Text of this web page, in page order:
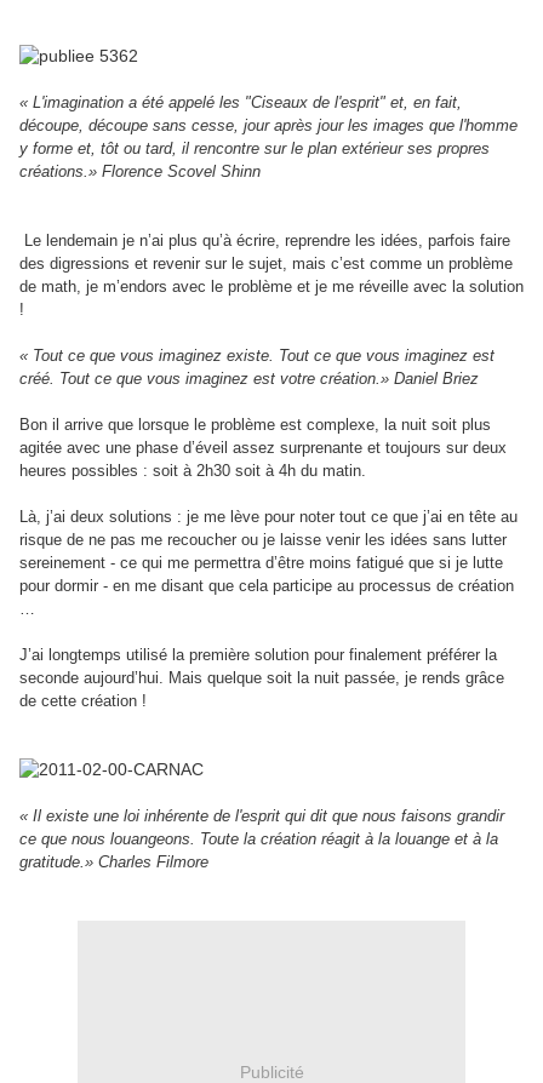
« L'imagination a été appelé les "Ciseaux de l'esprit" et, en fait,
découpe, découpe sans cesse, jour après jour les images que l'homme
y forme et, tôt ou tard, il rencontre sur le plan extérieur ses propres
créations.» Florence Scovel Shinn
Le lendemain je n’ai plus qu’à écrire, reprendre les idées, parfois faire
des digressions et revenir sur le sujet, mais c’est comme un problème
de math, je m’endors avec le problème et je me réveille avec la solution
!
« Tout ce que vous imaginez existe. Tout ce que vous imaginez est
créé. Tout ce que vous imaginez est votre création.» Daniel Briez
Bon il arrive que lorsque le problème est complexe, la nuit soit plus
agitée avec une phase d’éveil assez surprenante et toujours sur deux
heures possibles : soit à 2h30 soit à 4h du matin.
Là, j’ai deux solutions : je me lève pour noter tout ce que j’ai en tête au
risque de ne pas me recoucher ou je laisse venir les idées sans lutter
sereinement - ce qui me permettra d’être moins fatigué que si je lutte
pour dormir - en me disant que cela participe au processus de création
…
J’ai longtemps utilisé la première solution pour finalement préférer la
seconde aujourd’hui. Mais quelque soit la nuit passée, je rends grâce
de cette création !
« Il existe une loi inhérente de l'esprit qui dit que nous faisons grandir
ce que nous louangeons. Toute la création réagit à la louange et à la
gratitude.» Charles Filmore
Publicité